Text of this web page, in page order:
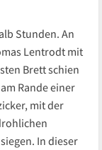
Stunden. An
Lentrodt mit
Brett schien
Rande einer
mit der
In dieser